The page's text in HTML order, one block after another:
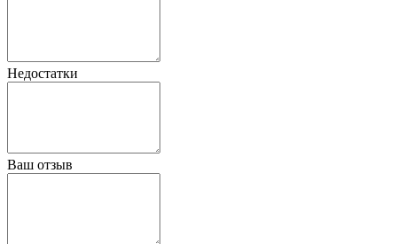
Недостатки
Ваш отзыв